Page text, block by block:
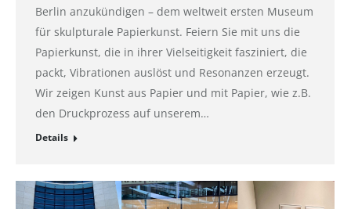
Berlin anzukündigen – dem weltweit ersten Museum
für skulpturale Papierkunst. Feiern Sie mit uns die
Papierkunst, die in ihrer Vielseitigkeit fasziniert, die
packt, Vibrationen auslöst und Resonanzen erzeugt.
Wir zeigen Kunst aus Papier und mit Papier, wie z.B.
den Druckprozess auf unserem…
Details